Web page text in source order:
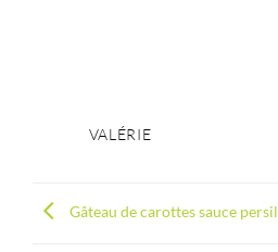
VALÉRIE
Gâteau de carottes sauce persil